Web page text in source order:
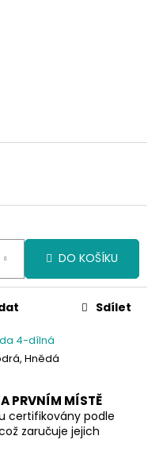
DO KOŠÍKU
4-dílná
Hnědá
Sdílet
PRVNÍM MÍSTĚ
certifikovány podle
zaručuje jejich